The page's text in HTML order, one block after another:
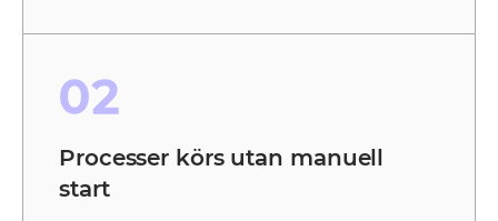
02
Processer körs utan manuell
start